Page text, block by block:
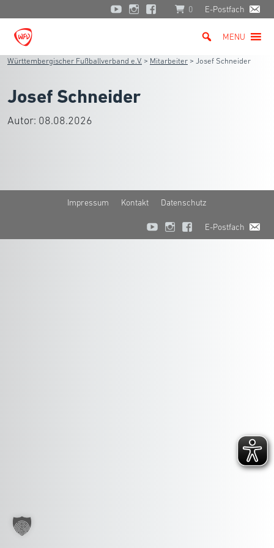
0 E-Postfach
MENU
Württembergischer Fußballverband e.V. > Mitarbeiter > Josef Schneider
Josef Schneider
Autor: 08.08.2026
Impressum Kontakt Datenschutz
E-Postfach